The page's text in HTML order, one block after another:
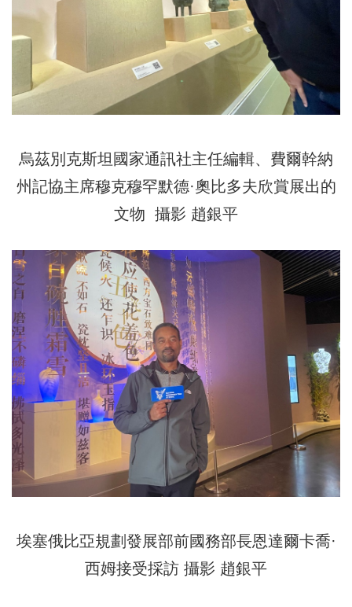
烏茲別克斯坦國家通訊社主任編輯、費爾幹納
州記協主席穆克穆罕默德·奧比多夫欣賞展出的
文物 攝影 趙銀平
埃塞俄比亞規劃發展部前國務部長恩達爾卡喬·
西姆接受採訪 攝影 趙銀平